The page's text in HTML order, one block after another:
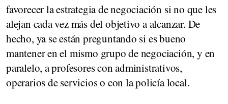
favorecer la estrategia de negociación si no que les
alejan cada vez más del objetivo a alcanzar. De
hecho, ya se están preguntando si es bueno
mantener en el mismo grupo de negociación, y en
paralelo, a profesores con administrativos,
operarios de servicios o con la policía local.